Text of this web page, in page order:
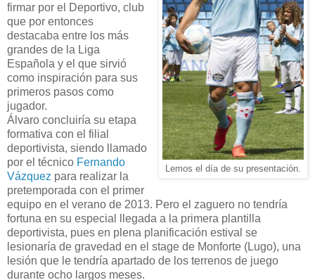
Lemos el día de su presentación.
firmar por el Deportivo, club
que por entonces
destacaba entre los más
grandes de la Liga
Española y el que sirvió
como inspiración para sus
primeros pasos como
jugador.
Álvaro concluiría su etapa
formativa con el filial
deportivista, siendo llamado
por el técnico Fernando
Vázquez para realizar la
pretemporada con el primer
equipo en el verano de 2013. Pero el zaguero no tendría
fortuna en su especial llegada a la primera plantilla
deportivista, pues en plena planificación estival se
lesionaría de gravedad en el stage de Monforte (Lugo), una
lesión que le tendría apartado de los terrenos de juego
durante ocho largos meses.